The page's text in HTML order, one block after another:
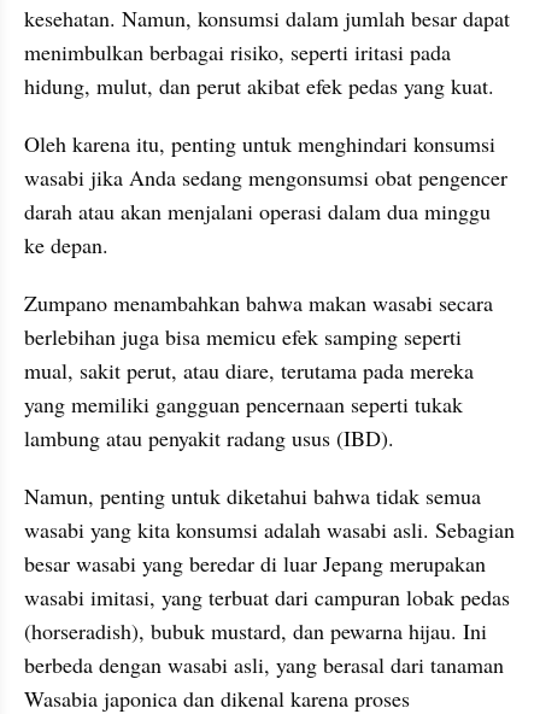
kesehatan. Namun, konsumsi dalam jumlah besar dapat
menimbulkan berbagai risiko, seperti iritasi pada
hidung, mulut, dan perut akibat efek pedas yang kuat.
Oleh karena itu, penting untuk menghindari konsumsi
wasabi jika Anda sedang mengonsumsi obat pengencer
darah atau akan menjalani operasi dalam dua minggu
ke depan.
Zumpano menambahkan bahwa makan wasabi secara
berlebihan juga bisa memicu efek samping seperti
mual, sakit perut, atau diare, terutama pada mereka
yang memiliki gangguan pencernaan seperti tukak
lambung atau penyakit radang usus (IBD).
Namun, penting untuk diketahui bahwa tidak semua
wasabi yang kita konsumsi adalah wasabi asli. Sebagian
besar wasabi yang beredar di luar Jepang merupakan
wasabi imitasi, yang terbuat dari campuran lobak pedas
(horseradish), bubuk mustard, dan pewarna hijau. Ini
berbeda dengan wasabi asli, yang berasal dari tanaman
Wasabia japonica dan dikenal karena proses